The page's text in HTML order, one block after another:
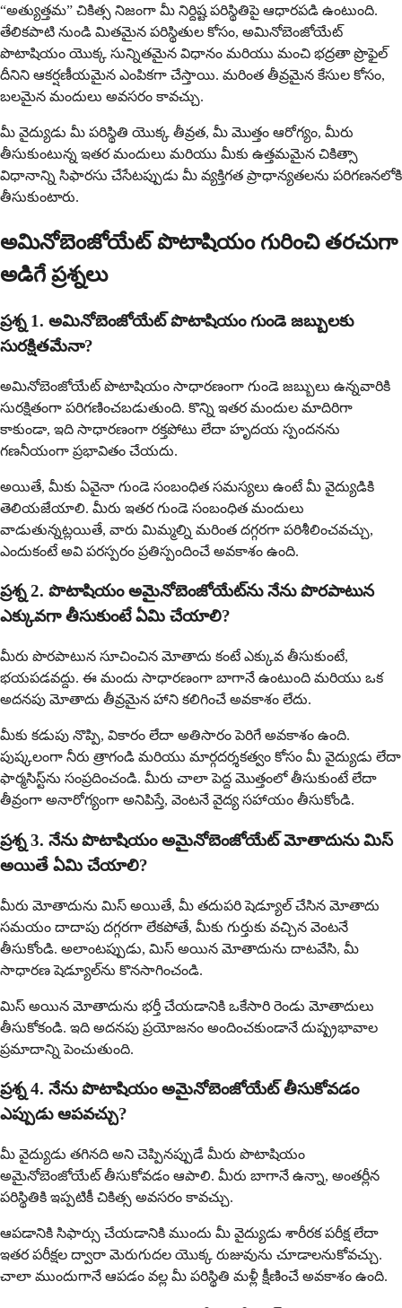
“అత్యుత్తమ” చికిత్స నిజంగా మీ నిర్దిష్ట పరిస్థితిపై ఆధారపడి ఉంటుంది.
తేలికపాటి నుండి మితమైన పరిస్థితుల కోసం, అమినోబెంజోయేట్
పొటాషియం యొక్క సున్నితమైన విధానం మరియు మంచి భద్రతా ప్రొఫైల్
దీనిని ఆకర్షణీయమైన ఎంపికగా చేస్తాయి. మరింత తీవ్రమైన కేసుల కోసం,
బలమైన మందులు అవసరం కావచ్చు.
మీ వైద్యుడు మీ పరిస్థితి యొక్క తీవ్రత, మీ మొత్తం ఆరోగ్యం, మీరు
తీసుకుంటున్న ఇతర మందులు మరియు మీకు ఉత్తమమైన చికిత్సా
విధానాన్ని సిఫారసు చేసేటప్పుడు మీ వ్యక్తిగత ప్రాధాన్యతలను పరిగణనలోకి
తీసుకుంటారు.
అమినోబెంజోయేట్ పొటాషియం గురించి తరచుగా
అడిగే ప్రశ్నలు
ప్రశ్న 1. అమినోబెంజోయేట్ పొటాషియం గుండె జబ్బులకు
సురక్షితమేనా?
అమినోబెంజోయేట్ పొటాషియం సాధారణంగా గుండె జబ్బులు ఉన్నవారికి
సురక్షితంగా పరిగణించబడుతుంది. కొన్ని ఇతర మందుల మాదిరిగా
కాకుండా, ఇది సాధారణంగా రక్తపోటు లేదా హృదయ స్పందనను
గణనీయంగా ప్రభావితం చేయదు.
అయితే, మీకు ఏవైనా గుండె సంబంధిత సమస్యలు ఉంటే మీ వైద్యుడికి
తెలియజేయాలి. మీరు ఇతర గుండె సంబంధిత మందులు
వాడుతున్నట్లయితే, వారు మిమ్మల్ని మరింత దగ్గరగా పరిశీలించవచ్చు,
ఎందుకంటే అవి పరస్పరం ప్రతిస్పందించే అవకాశం ఉంది.
ప్రశ్న 2. పొటాషియం అమైనోబెంజోయేట్‌ను నేను పొరపాటున
ఎక్కువగా తీసుకుంటే ఏమి చేయాలి?
మీరు పొరపాటున సూచించిన మోతాదు కంటే ఎక్కువ తీసుకుంటే,
భయపడవద్దు. ఈ మందు సాధారణంగా బాగానే ఉంటుంది మరియు ఒక
అదనపు మోతాదు తీవ్రమైన హాని కలిగించే అవకాశం లేదు.
మీకు కడుపు నొప్పి, వికారం లేదా అతిసారం పెరిగే అవకాశం ఉంది.
పుష్కలంగా నీరు త్రాగండి మరియు మార్గదర్శకత్వం కోసం మీ వైద్యుడు లేదా
ఫార్మసిస్ట్‌ను సంప్రదించండి. మీరు చాలా పెద్ద మొత్తంలో తీసుకుంటే లేదా
తీవ్రంగా అనారోగ్యంగా అనిపిస్తే, వెంటనే వైద్య సహాయం తీసుకోండి.
ప్రశ్న 3. నేను పొటాషియం అమైనోబెంజోయేట్ మోతాదును మిస్
అయితే ఏమి చేయాలి?
మీరు మోతాదును మిస్ అయితే, మీ తదుపరి షెడ్యూల్ చేసిన మోతాదు
సమయం దాదాపు దగ్గరగా లేకపోతే, మీకు గుర్తుకు వచ్చిన వెంటనే
తీసుకోండి. అలాంటప్పుడు, మిస్ అయిన మోతాదును దాటవేసి, మీ
సాధారణ షెడ్యూల్‌ను కొనసాగించండి.
మిస్ అయిన మోతాదును భర్తీ చేయడానికి ఒకేసారి రెండు మోతాదులు
తీసుకోకండి. ఇది అదనపు ప్రయోజనం అందించకుండానే దుష్ప్రభావాల
ప్రమాదాన్ని పెంచుతుంది.
ప్రశ్న 4. నేను పొటాషియం అమైనోబెంజోయేట్ తీసుకోవడం
ఎప్పుడు ఆపవచ్చు?
మీ వైద్యుడు తగినది అని చెప్పినప్పుడే మీరు పొటాషియం
అమైనోబెంజోయేట్ తీసుకోవడం ఆపాలి. మీరు బాగానే ఉన్నా, అంతర్లీన
పరిస్థితికి ఇప్పటికీ చికిత్స అవసరం కావచ్చు.
ఆపడానికి సిఫార్సు చేయడానికి ముందు మీ వైద్యుడు శారీరక పరీక్ష లేదా
ఇతర పరీక్షల ద్వారా మెరుగుదల యొక్క రుజువును చూడాలనుకోవచ్చు.
చాలా ముందుగానే ఆపడం వల్ల మీ పరిస్థితి మళ్లీ క్షీణించే అవకాశం ఉంది.